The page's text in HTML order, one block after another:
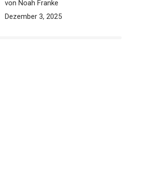
von Noah Franke
Dezember 3, 2025